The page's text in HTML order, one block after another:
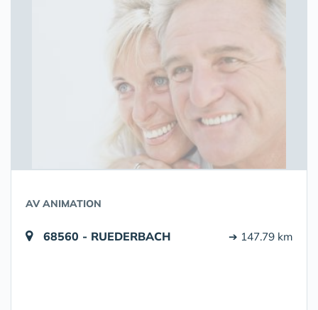
AV ANIMATION
68560 - RUEDERBACH ➔ 147.79 km